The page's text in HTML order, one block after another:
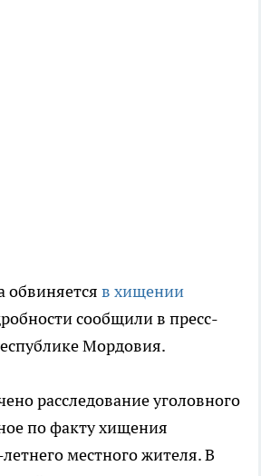
обвиняется в хищении
сообщили в пресс-
Мордовия.
расследование уголовного
по факту хищения
местного жителя. В